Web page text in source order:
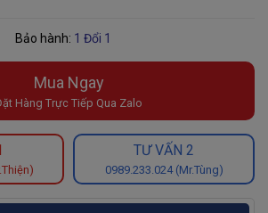
Bảo hành: 1 Đổi 1
Mua Ngay
Hàng Trực Tiếp Qua Zalo
TƯ VẤN 2
0989.233.024 (Mr.Tùng)